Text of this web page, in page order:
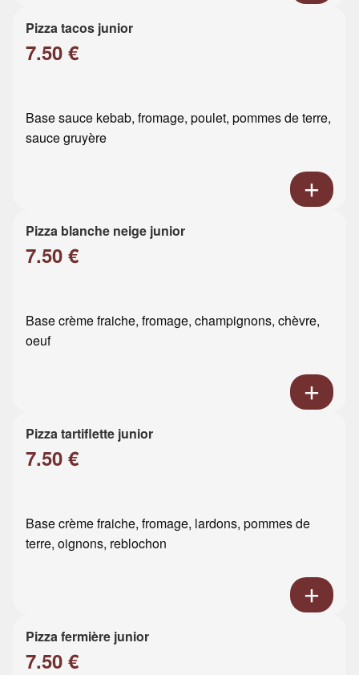
Pizza tacos junior
7.50 €
Base sauce kebab, fromage, poulet, pommes de terre,
sauce gruyère
Pizza blanche neige junior
7.50 €
Base crème fraiche, fromage, champignons, chèvre,
oeuf
Pizza tartiflette junior
7.50 €
Base crème fraiche, fromage, lardons, pommes de
terre, oignons, reblochon
Pizza fermière junior
7.50 €